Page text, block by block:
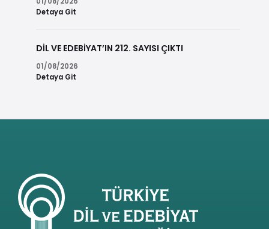
Detaya Git
DİL VE EDEBİYAT’IN 212. SAYISI ÇIKTI
01/08/2026
Detaya Git